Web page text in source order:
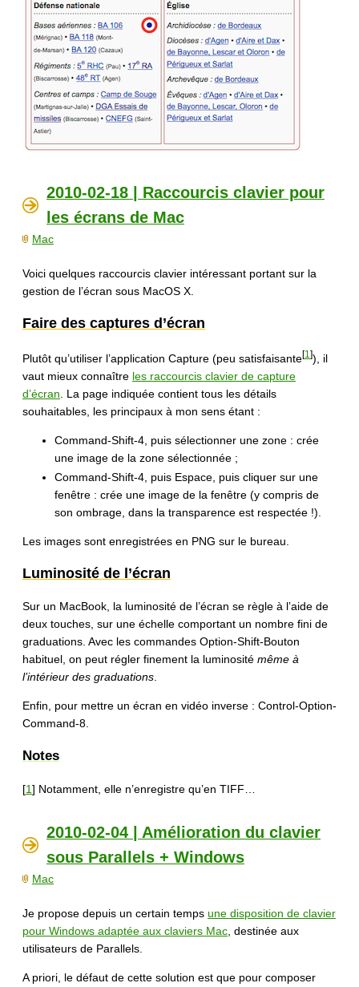
2010-02-18 | Raccourcis clavier pour
les écrans de Mac
Mac
Voici quelques raccourcis clavier intéressant portant sur la
gestion de l’écran sous MacOS X.
Faire des captures d’écran
Plutôt qu’utiliser l’application Capture (peu satisfaisante[1 ]), il
vaut mieux connaître les raccourcis clavier de capture
d’écran . La page indiquée contient tous les détails
souhaitables, les principaux à mon sens étant :
Command-Shift-4, puis sélectionner une zone : crée
une image de la zone sélectionnée ;
Command-Shift-4, puis Espace, puis cliquer sur une
fenêtre : crée une image de la fenêtre (y compris de
son ombrage, dans la transparence est respectée !).
Les images sont enregistrées en PNG sur le bureau.
Luminosité de l’écran
Sur un MacBook, la luminosité de l’écran se règle à l’aide de
deux touches, sur une échelle comportant un nombre fini de
graduations. Avec les commandes Option-Shift-Bouton
habituel, on peut régler finement la luminosité même à
l’intérieur des graduations
Enfin, pour mettre un écran en vidéo inverse : Control-Option-
Command-8.
Notes
[1] Notamment, elle n’enregistre qu’en TIFF…
2010-02-04 | Amélioration du clavier
sous Parallels + Windows
Mac
Je propose depuis un certain temps une disposition de clavier
pour Windows adaptée aux claviers Mac , destinée aux
utilisateurs de Parallels.
A priori, le défaut de cette solution est que pour composer